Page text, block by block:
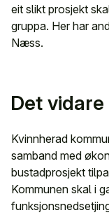
eit slikt prosjekt
gruppa. Her har
Næss.
Det
Kvinnherad
samband med
bustadprosjekt
Kommunen skal i